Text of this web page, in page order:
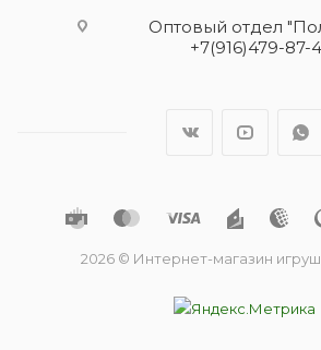
Оптовый отдел
+7(916)479-87-
2026 © Интернет-магазин